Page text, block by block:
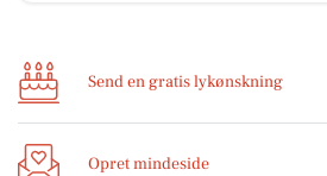
Send en gratis lykønskning
Opret mindeside